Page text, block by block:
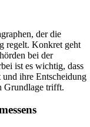
der die
regelt. Konkret geht
bei der
ist es wichtig, dass
ihre Entscheidung
Grundlage trifft.